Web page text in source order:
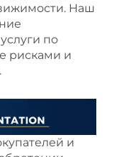
Наш
по
рисками и
и